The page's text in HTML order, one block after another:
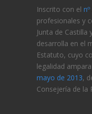
Inscrito con el
profesionales y
Junta de Castilla
desarrolla en el
Estatuto, cuyo
legalidad
mayo de 2013,
Consejería de la